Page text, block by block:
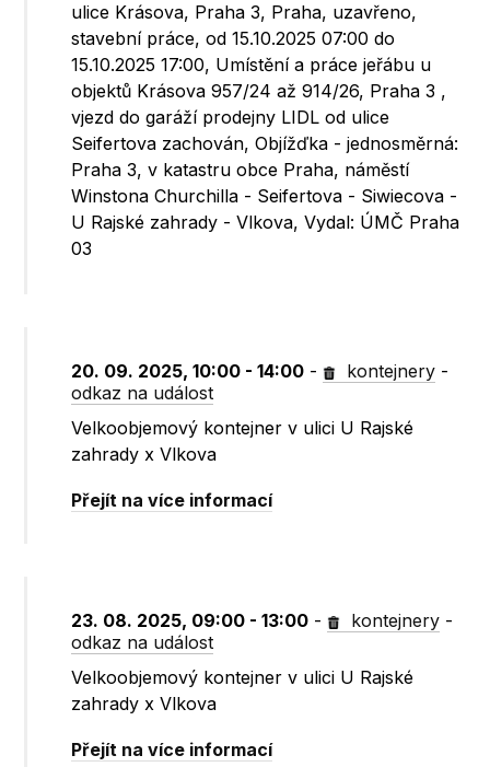
ulice Krásova, Praha 3, Praha, uzavřeno,
stavební práce, od 15.10.2025 07:00 do
15.10.2025 17:00, Umístění a práce jeřábu u
objektů Krásova 957/24 až 914/26, Praha 3 ,
vjezd do garáží prodejny LIDL od ulice
Seifertova zachován, Objížďka - jednosměrná:
Praha 3, v katastru obce Praha, náměstí
Winstona Churchilla - Seifertova - Siwiecova -
U Rajské zahrady - Vlkova, Vydal: ÚMČ Praha
03
20. 09. 2025, 10:00 - 14:00 - kontejnery -
odkaz na událost
Velkoobjemový kontejner v ulici U Rajské
zahrady x Vlkova
Přejít na více informací
23. 08. 2025, 09:00 - 13:00 - kontejnery -
odkaz na událost
Velkoobjemový kontejner v ulici U Rajské
zahrady x Vlkova
Přejít na více informací